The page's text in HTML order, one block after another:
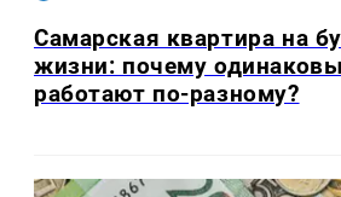
Самарская квартира на
жизни: почему
работают по-разному?